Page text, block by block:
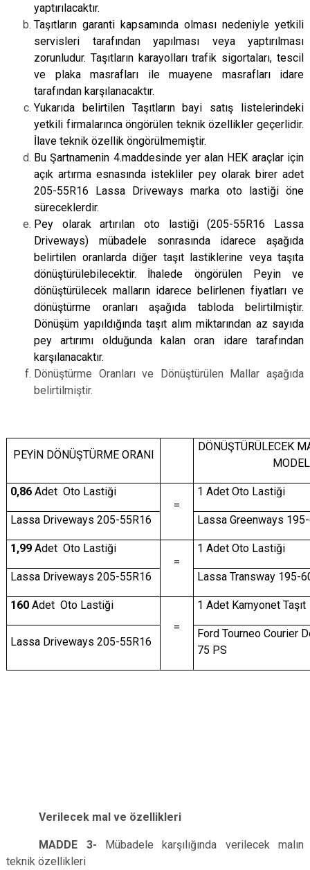
yaptırılacaktır.
Taşıtların garanti kapsamında olması nedeniyle yetkili
servisleri tarafından yapılması veya yaptırılması
zorunludur. Taşıtların karayolları trafik sigortaları, tescil
ve plaka masrafları ile muayene masrafları idare
tarafından karşılanacaktır.
Yukarıda belirtilen Taşıtların bayi satış listelerindeki
yetkili firmalarınca öngörülen teknik özellikler geçerlidir.
İlave teknik özellik öngörülmemiştir.
Bu Şartnamenin 4.maddesinde yer alan HEK araçlar için
açık artırma esnasında istekliler pey olarak birer adet
205-55R16 Lassa Driveways marka oto lastiği öne
süreceklerdir.
Pey olarak artırılan oto lastiği (205-55R16 Lassa
Driveways) mübadele sonrasında idarece aşağıda
belirtilen oranlarda diğer taşıt lastiklerine veya taşıta
dönüştürülebilecektir. İhalede öngörülen Peyin ve
dönüştürülecek malların idarece belirlenen fiyatları ve
dönüştürme oranları aşağıda tabloda belirtilmiştir.
Dönüşüm yapıldığında taşıt alım miktarından az sayıda
pey artırımı olduğunda kalan oran idare tarafından
karşılanacaktır.
Dönüştürme Oranları ve Dönüştürülen Mallar aşağıda
belirtilmiştir.
PEYİN DÖNÜŞTÜRME ORANI
DÖNÜŞTÜRÜLECEK
0,86Adet Oto Lastiği
=
1 Adet Oto Lastiği
Lassa Driveways 205-55R16 Lassa Greenways
1,99Adet Oto Lastiği
=
1 Adet Oto Lastiği
Lassa Driveways 205-55R16 Lassa Transway 195-
160Adet Oto Lastiği
=
1 Adet Kamyonet Taşıt
Lassa Driveways 205-55R16
Ford Tourneo Courier
75 PS
Verilecek mal ve özellikleri
MADDE 3- Mübadele karşılığında verilecek malın
teknik özellikleri